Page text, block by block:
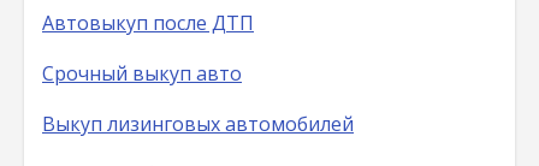
Автовыкуп после ДТП
Срочный выкуп авто
Выкуп лизинговых автомобилей